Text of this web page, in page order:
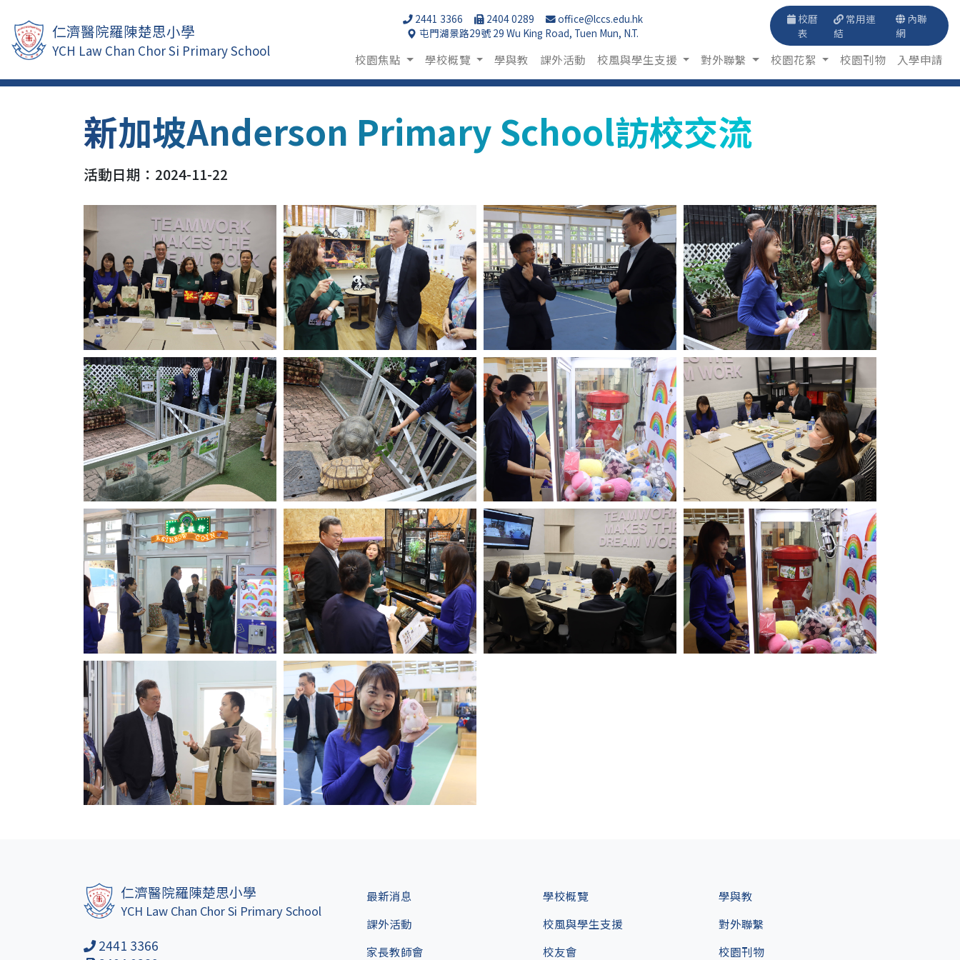
仁濟醫院羅陳楚思小學
YCH Law Chan Chor Si Primary School
2441 3366 2404 0289
office@lccs.edu.hk
屯門湖景路29號 29 Wu King Road, Tuen Mun, N.T.
校曆
表
常用連
結
內聯
網
校園焦點 學校概覽 學與教 課外活動 校風與學生支援 對外聯繫 校園花絮 校園刊物 入學申請
新加坡Anderson Primary School訪校交流
活動日期：2024-11-22
仁濟醫院羅陳楚思小學
YCH Law Chan Chor Si Primary School
2441 3366
最新消息 學校概覽
學與教
課外活動
校風與學生支援
對外聯繫
家長教師會
校友會 校園刊物